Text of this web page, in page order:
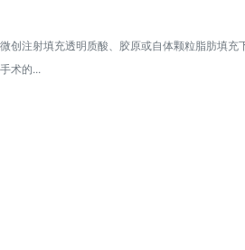
创注射填充透明质酸、胶原或自体颗粒脂肪填充
术的...